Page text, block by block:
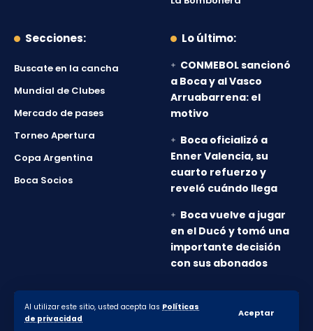
Al utilizar este sitio, usted acepta las Políticas
de privacidad
Aceptar
Secciones:
Buscate en la cancha
Mundial de Clubes
Mercado de pases
Torneo Apertura
Copa Argentina
Boca Socios
Lo último:
CONMEBOL sancionó
a Boca y al Vasco
Arruabarrena: el
motivo
Boca oficializó a
Enner Valencia, su
cuarto refuerzo y
reveló cuándo llega
Boca vuelve a jugar
en el Ducó y tomó una
importante decisión
con sus abonados
© 2010-2026 Lanumero12.com.ar - Todos los derechos